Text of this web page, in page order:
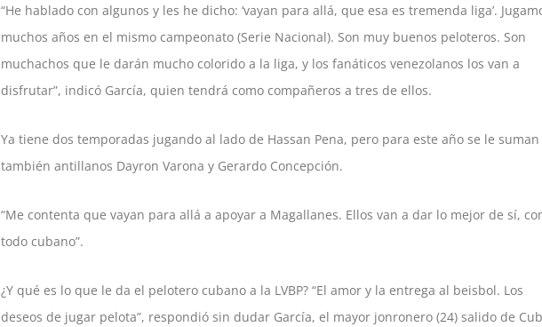
“He hablado con algunos y les he dicho: ‘vayan para allá, que esa es tremenda liga’.
muchos años en el mismo campeonato (Serie Nacional). Son muy buenos peloteros. Son
muchachos que le darán mucho colorido a la liga, y los fanáticos venezolanos los van a
disfrutar”, indicó García, quien tendrá como compañeros a tres de ellos.
Ya tiene dos temporadas jugando al lado de Hassan Pena, pero para este año se le suman
también antillanos Dayron Varona y Gerardo Concepción.
“Me contenta que vayan para allá a apoyar a Magallanes. Ellos van a dar lo mejor de sí,
todo cubano”.
¿Y qué es lo que le da el pelotero cubano a la LVBP? “El amor y la entrega al beisbol. Los
deseos de jugar pelota”, respondió sin dudar García, el mayor jonronero (24) salido de